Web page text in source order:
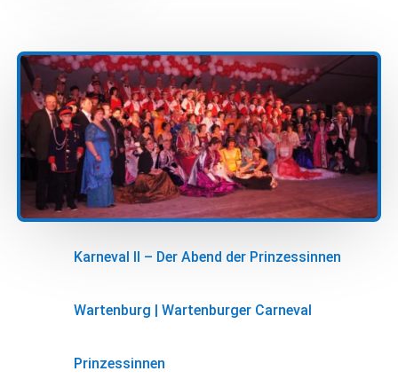
Karneval II – Der Abend der Prinzessinnen
Wartenburg | Wartenburger Carneval
Prinzessinnen